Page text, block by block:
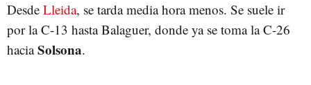
Desde Lleida, se tarda media hora menos. Se suele ir
por la C-13 hasta Balaguer, donde ya se toma la C-26
haciaSolsona.